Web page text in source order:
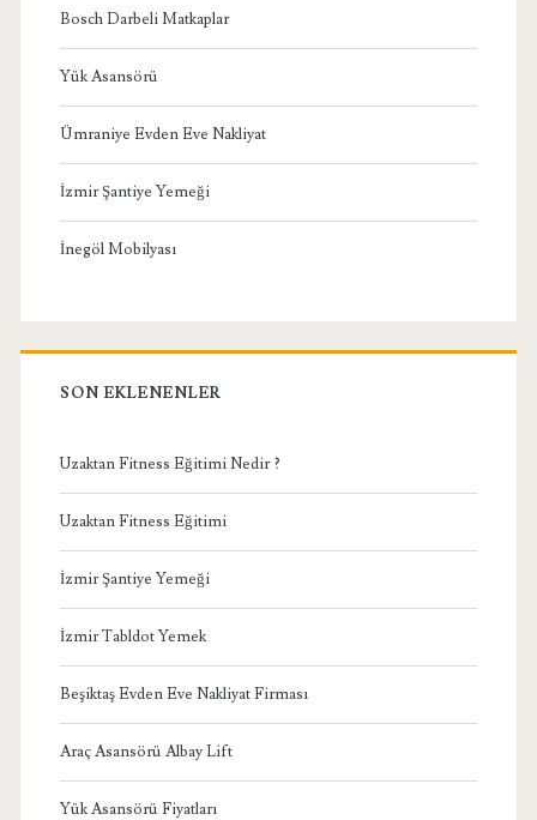
Bosch Darbeli Matkaplar
Yük Asansörü
Ümraniye Evden Eve Nakliyat
İzmir Şantiye Yemeği
İnegöl Mobilyası
SON EKLENENLER
Uzaktan Fitness Eğitimi Nedir ?
Uzaktan Fitness Eğitimi
İzmir Şantiye Yemeği
İzmir Tabldot Yemek
Beşiktaş Evden Eve Nakliyat Firması
Araç Asansörü Albay Lift
Yük Asansörü Fiyatları